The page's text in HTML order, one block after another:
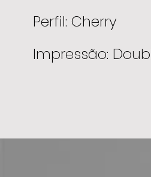
Perfil: Cherry
Impressão: